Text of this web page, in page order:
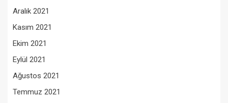
Aralık 2021
Kasım 2021
Ekim 2021
Eylül 2021
Ağustos 2021
Temmuz 2021